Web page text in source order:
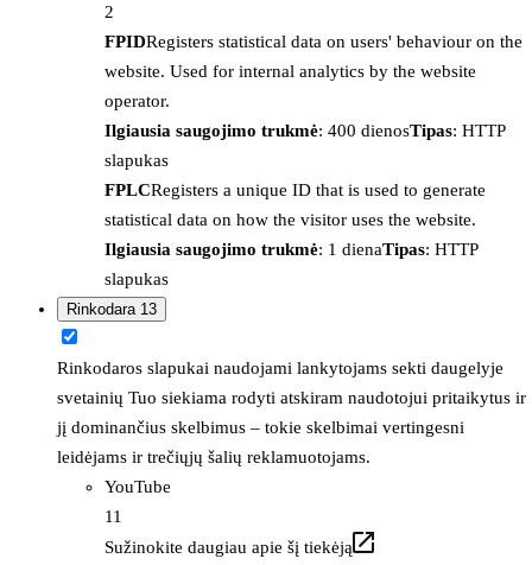
2
FPIDRegisters statistical data on users' behaviour on the
website. Used for internal analytics by the website
operator.
Ilgiausia saugojimo trukmė: 400 dienosTipas: HTTP
slapukas
FPLCRegisters a unique ID that is used to generate
statistical data on how the visitor uses the website.
Ilgiausia saugojimo trukmė: 1 dienaTipas: HTTP
slapukas
Rinkodara 13
Rinkodaros slapukai naudojami lankytojams sekti daugelyje
svetainių Tuo siekiama rodyti atskiram naudotojui pritaikytus ir
jį dominančius skelbimus – tokie skelbimai vertingesni
leidėjams ir trečiųjų šalių reklamuotojams.
YouTube
11
Sužinokite daugiau apie šį tiekėją